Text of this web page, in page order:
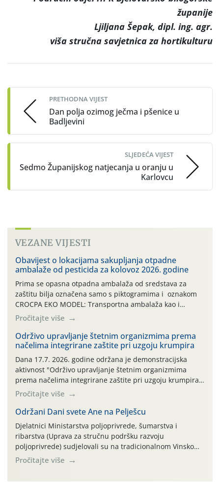
županije
Ljiljana Šepak, dipl. ing. agr.
viša stručna savjetnica za hortikulturu
navigation
PRETHODNA VIJEST
Dan polja ozimog ječma i pšenice u
Badljevini
SLJEDEĆA VIJEST
Sedmo Županijskog natjecanja u oranju u
Karlovcu
VEZANE VIJESTI
Obavijest o lokacijama sakupljanja otpadne
ambalaže od pesticida za kolovoz 2026. godine
Prima se opasna otpadna ambalaža od sredstava za
zaštitu bilja označena samo s piktogramima i oznakom
CROCPA EKO MODEL: Transportna ambalaža kao i
ambalaža drugih proizvoda koji nisu sredstva za zaštitu
bilja (npr. ambalaža od mineralnih gnojiva,) se ne
prihvaća. Korisnicima je osiguran besplatni povrat
prazne ambalaže isključivo ovih tvrtki: AGROCHEM-MAKS,
AGRONOM, ALBAUGH TKI* (PINUS […]
Pročitajte više
Održivo upravljanje štetnim organizmima prema
načelima integrirane zaštite pri uzgoju krumpira
Dana 17.7. 2026. godine održana je demonstracijska
aktivnost "Održivo upravljanje štetnim organizmima
prema načelima integrirane zaštite pri uzgoju krumpira"
na pokusnom polju "Poredje", kraj naselja Belica (ARKOD
parcela ID 2445031) (središnji dio Međimurske županije).
Pročitajte više
Održani Dani svete Ane na Pelješcu
Djelatnici Ministarstva poljoprivrede, šumarstva i
ribarstva (Uprava za stručnu podršku razvoju
poljoprivrede) sudjelovali su na tradicionalnom Vinskom
forumu, održanom 24.07.2026. godine u Domu vinarske
tradicije u Putnikovićima na poluotoku Pelješcu, u
Pročitajte više